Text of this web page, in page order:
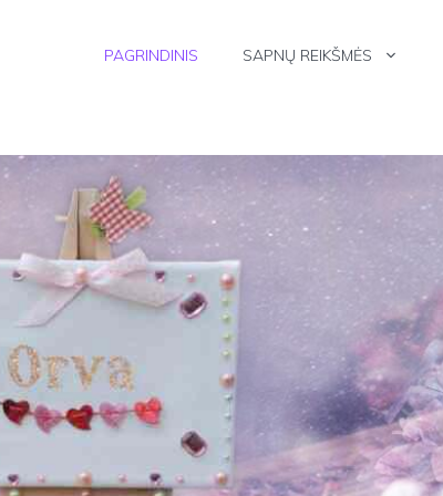
PAGRINDINIS SAPNŲ REIKŠMĖS